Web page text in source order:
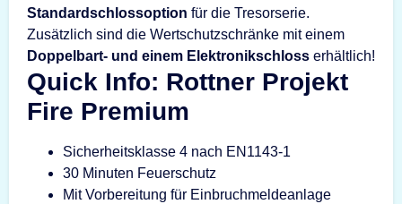
Standardschlossoption für die Tresorserie.
Zusätzlich sind die Wertschutzschränke mit einem
Doppelbart- und einem Elektronikschloss erhältlich!
Quick Info: Rottner Projekt
Fire Premium
Sicherheitsklasse 4 nach EN1143-1
30 Minuten Feuerschutz
Mit Vorbereitung für Einbruchmeldeanlage